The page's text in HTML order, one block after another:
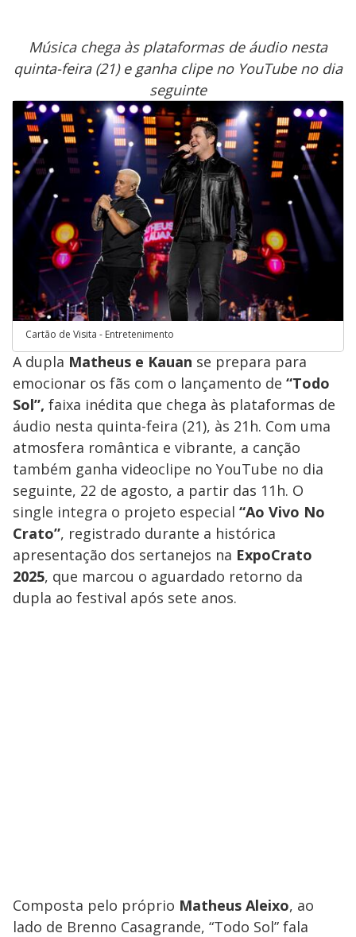
Música chega às plataformas de áudio nesta
quinta-feira (21) e ganha clipe no YouTube no dia
seguinte
Cartão de Visita - Entretenimento
A dupla Matheus e Kauan se prepara para
emocionar os fãs com o lançamento de “Todo
Sol”, faixa inédita que chega às plataformas de
áudio nesta quinta-feira (21), às 21h. Com uma
atmosfera romântica e vibrante, a canção
também ganha videoclipe no YouTube no dia
seguinte, 22 de agosto, a partir das 11h. O
single integra o projeto especial “Ao Vivo No
Crato”, registrado durante a histórica
apresentação dos sertanejos na ExpoCrato
2025, que marcou o aguardado retorno da
dupla ao festival após sete anos.
Composta pelo próprio Matheus Aleixo, ao
lado de Brenno Casagrande, “Todo Sol” fala